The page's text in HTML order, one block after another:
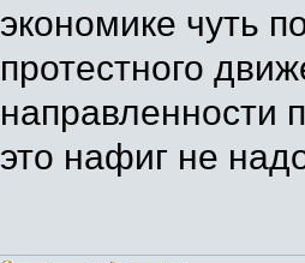
экономике чуть
протестного
направленности
это нафиг не